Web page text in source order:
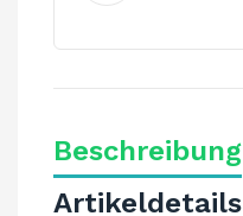
Beschreibung
Artikeldetails